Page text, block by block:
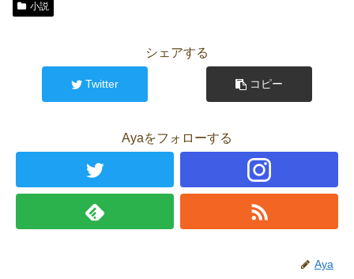
小説
シェアする
Twitter コピー
Ayaをフォローする
Aya